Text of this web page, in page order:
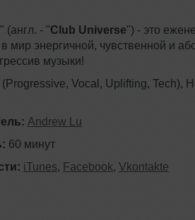
" (англ. - "Club Universe") - это
мир энергичной, чувственной и
музыки!
Vocal, Uplifting, Tech),
Andrew Lu
60 минут
iTunes, Facebook, Vkontakte